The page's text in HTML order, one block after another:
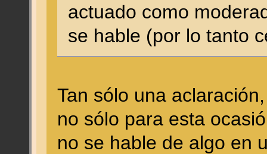
actuado como
se hable (por lo tanto
Tan sólo una
no sólo para esta
no se hable de algo en